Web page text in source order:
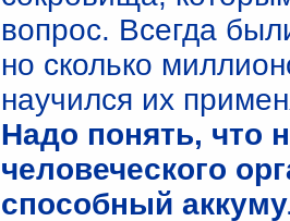
вопрос. Всегда
но сколько
научился их
Надо понять, что
человеческого
способный